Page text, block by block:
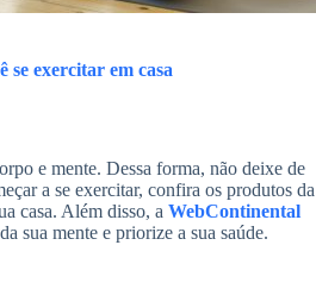
se exercitar em casa
e mente. Dessa forma, não deixe de
a se exercitar, confira os produtos da
casa. Além disso, a WebContinental
sua mente e priorize a sua saúde.